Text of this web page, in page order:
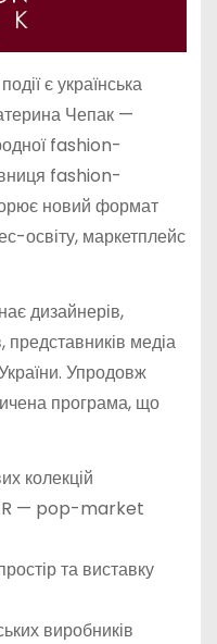
є українська
Чепак —
fashion-
fashion-
новий формат
освіту, маркетплейс
дизайнерів,
медіа
Упродовж
програма, що
колекцій
— pop-market
та виставку
виробників